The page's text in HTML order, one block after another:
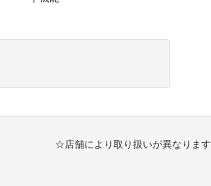
☆店舗により取り扱いが異なります